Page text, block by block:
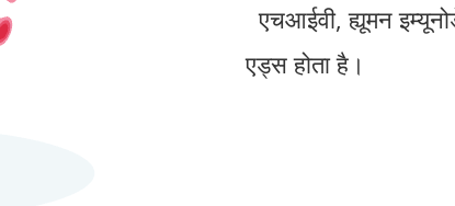
एचआईवी, ह्यूमन
एड्स होता है।